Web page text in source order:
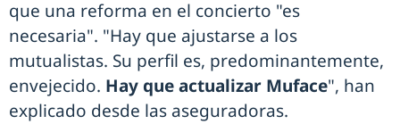
que una reforma en el concierto "es
necesaria". "Hay que ajustarse a los
mutualistas. Su perfil es, predominantemente,
envejecido. Hay que actualizar Muface", han
explicado desde las aseguradoras.